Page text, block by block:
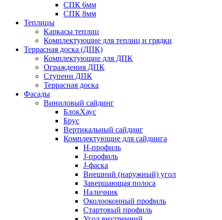
СПК 6мм
СПК 8мм
Теплицы
Каркасы теплиц
Комплектующие для теплиц и грядки
Террасная доска (ДПК)
Комплектующие для ДПК
Ограждения ДПК
Ступени ДПК
Террасная доска
Фасады
Виниловый сайдинг
БлокХаус
Брус
Вертикальный сайдинг
Комплектующие для сайдинга
H-профиль
J-профиль
J-фаска
Внешний (наружный) угол
Завершающая полоса
Наличник
Околооконный профиль
Стартовый профиль